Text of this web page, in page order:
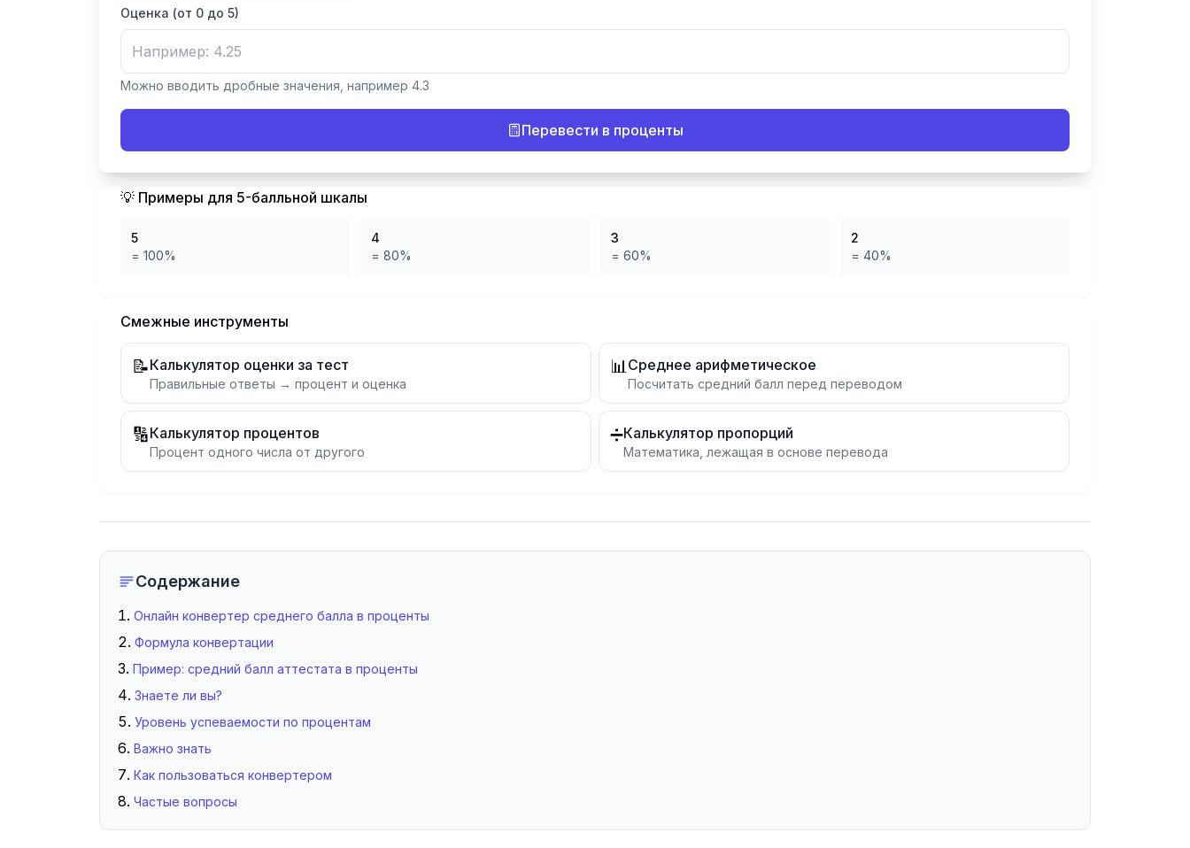
Оценка (от 0 до 5)
Можно вводить дробные значения, например 4.3
Перевести в проценты
💡 Примеры для 5-балльной шкалы
5
= 100%
4
= 80%
3
= 60%
2
= 40%
Смежные инструменты
📝Калькулятор оценки за тест
Правильные ответы → процент и оценка
📊Среднее арифметическое
Посчитать средний балл перед переводом
🔢Калькулятор процентов
Процент одного числа от другого
➗Калькулятор пропорций
Математика, лежащая в основе перевода
Содержание
Онлайн конвертер среднего балла в проценты
Формула конвертации
Пример: средний балл аттестата в проценты
Знаете ли вы?
Уровень успеваемости по процентам
Важно знать
Как пользоваться конвертером
Частые вопросы